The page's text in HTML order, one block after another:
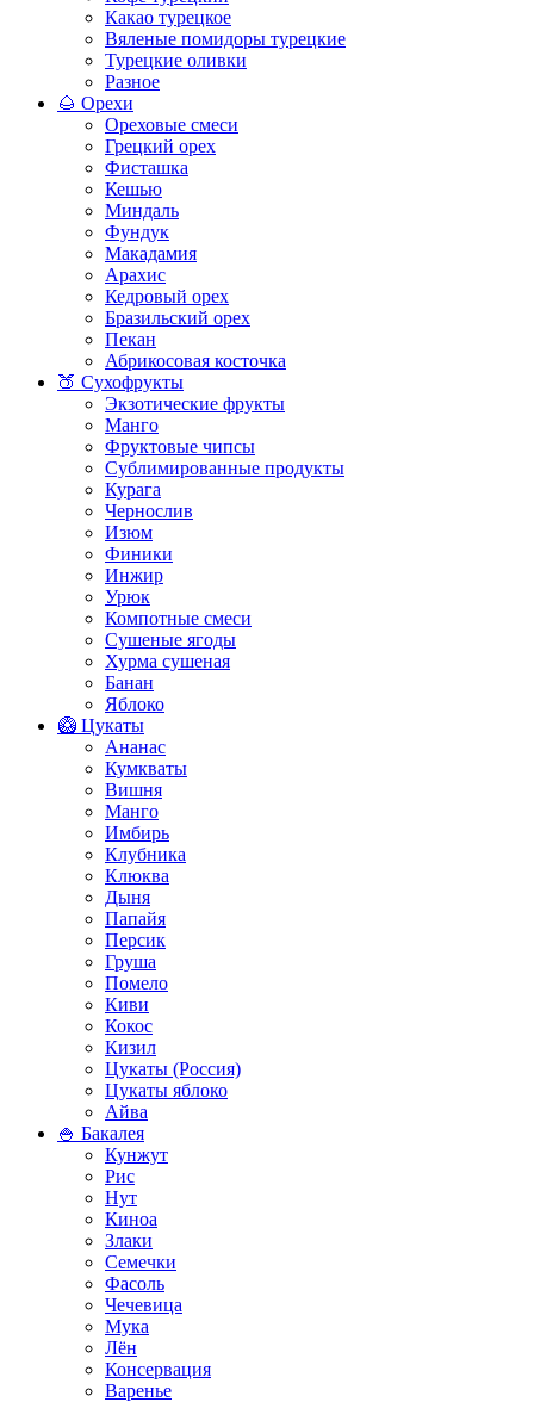
Какао турецкое
Вяленые помидоры турецкие
Турецкие оливки
Разное
🌰 Орехи
Ореховые смеси
Грецкий орех
Фисташка
Кешью
Миндаль
Фундук
Макадамия
Арахис
Кедровый орех
Бразильский орех
Пекан
Абрикосовая косточка
🍑 Сухофрукты
Экзотические фрукты
Манго
Фруктовые чипсы
Сублимированные продукты
Курага
Чернослив
Изюм
Финики
Инжир
Урюк
Компотные смеси
Сушеные ягоды
Хурма сушеная
Банан
Яблоко
🥝 Цукаты
Ананас
Кумкваты
Вишня
Манго
Имбирь
Клубника
Клюква
Дыня
Папайя
Персик
Груша
Помело
Киви
Кокос
Кизил
Цукаты (Россия)
Цукаты яблоко
Айва
🍚 Бакалея
Кунжут
Рис
Нут
Киноа
Злаки
Семечки
Фасоль
Чечевица
Мука
Лён
Консервация
Варенье